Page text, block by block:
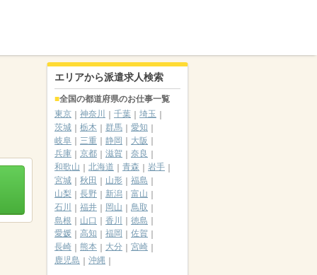
エリアから派遣求人検索
全国の都道府県のお仕事一覧
東京
神奈川 千葉
埼玉
茨城
栃木 群馬
愛知
岐阜
三重 静岡
大阪
兵庫
京都 滋賀
奈良
和歌山
北海道 青森
岩手
宮城
秋田 山形
福島
山梨
長野 新潟
富山
石川
福井 岡山
鳥取
島根
山口 香川
徳島
愛媛
高知 福岡
佐賀
長崎
熊本 大分
宮崎
鹿児島
沖縄